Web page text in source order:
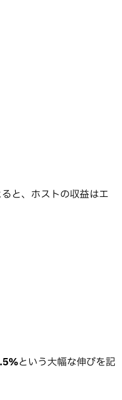
と、ホストの収益はエ
という大幅な伸びを記